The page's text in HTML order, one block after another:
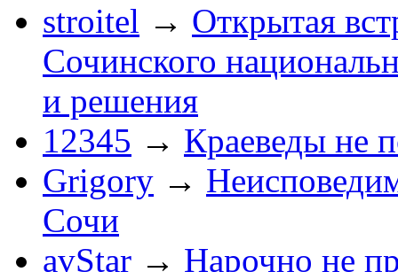
stroitel → Открытая
Сочинского
и решения
12345 → Краеведы не
Grigory →
Сочи
avStar → Нарочно не